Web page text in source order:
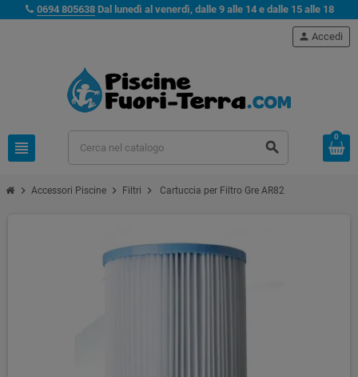
0694 805638 Dal lunedì al venerdì, dalle 9 alle 14 e dalle 15 alle 18
view_headline search
person Accedi
0
chevron_right Accessori Piscine chevron_right Filtri chevron_right Cartuccia per Filtro Gre AR82